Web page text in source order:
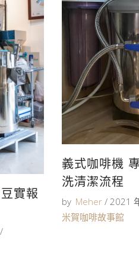
實報
義式咖啡機
洗清潔流程
by Meher
2021
米賀咖啡故事館